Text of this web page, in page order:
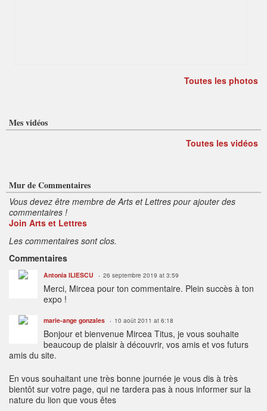
Toutes les photos
Mes vidéos
Toutes les vidéos
Mur de Commentaires
Vous devez être membre de Arts et Lettres pour ajouter des
commentaires !
Join Arts et Lettres
Les commentaires sont clos.
Commentaires
Antonia ILIESCU 26 septembre 2019 at 3:59
Merci, Mircea pour ton commentaire. Plein succès à ton
expo !
marie-ange gonzales 10 août 2011 at 6:18
Bonjour et bienvenue Mircea Titus, je vous souhaite
beaucoup de plaisir à découvrir, vos amis et vos futurs
amis du site.
En vous souhaitant une très bonne journée je vous dis à très
bientôt sur votre page, qui ne tardera pas à nous informer sur la
nature du lion que vous êtes